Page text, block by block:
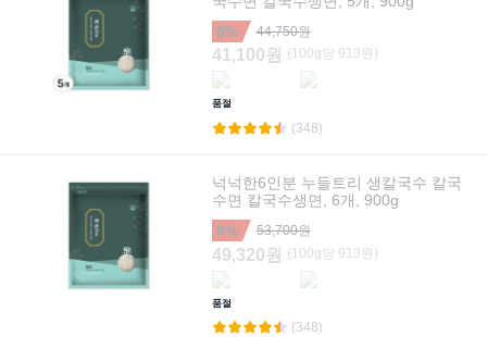
8%
44,750원
41,100원 (100g 당 913원)
품절
(348)
넉넉한6인분 누들트리 생칼국수 칼국
수면 칼국수생면, 6개, 900g
8%
53,700원
49,320원 (100g 당 913원)
품절
(348)